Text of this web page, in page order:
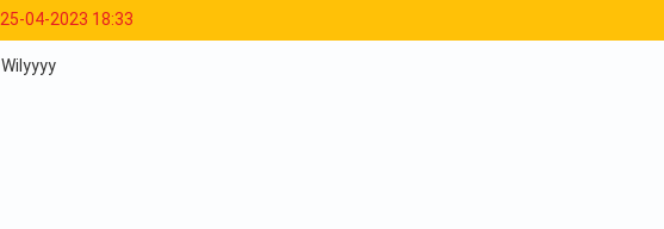
25-04-2023 18:33
Wilyyyy